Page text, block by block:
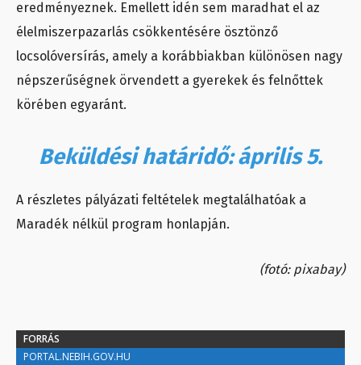
eredményeznek. Emellett idén sem maradhat el az
élelmiszerpazarlás csökkentésére ösztönző
locsolóversírás, amely a korábbiakban különösen nagy
népszerűségnek örvendett a gyerekek és felnőttek
körében egyaránt.
Beküldési határidő: április 5.
A részletes pályázati feltételek megtalálhatóak a
Maradék nélkül program honlapján.
(fotó: pixabay)
FORRÁS
PORTAL.NEBIH.GOV.HU